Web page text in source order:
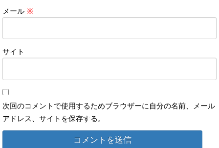
メール ※
サイト
次回のコメントで使用するためブラウザーに自分の名前、メール
アドレス、サイトを保存する。